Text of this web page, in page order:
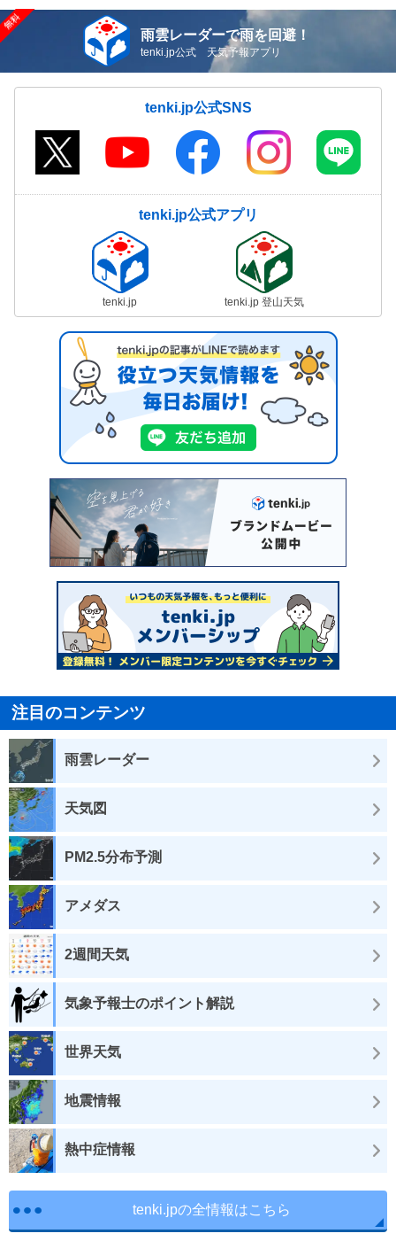
雨雲レーダーで雨を回避！
tenki.jp公式 天気予報アプリ
tenki.jp公式SNS
tenki.jp公式アプリ
tenki.jp tenki.jp 登山天気
注目のコンテンツ
雨雲レーダー
天気図
PM2.5分布予測
アメダス
2週間天気
気象予報士のポイント解説
世界天気
地震情報
熱中症情報
tenki.jpの全情報はこちら